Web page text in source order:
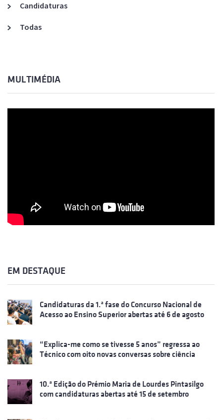
Candidaturas
Todas
MULTIMÉDIA
EM DESTAQUE
Candidaturas da 1.ª fase do Concurso Nacional de
Acesso ao Ensino Superior abertas até 6 de agosto
“Explica-me como se tivesse 5 anos” regressa ao
Técnico com oito novas conversas sobre ciência
10.ª Edição do Prémio Maria de Lourdes Pintasilgo
com candidaturas abertas até 15 de setembro